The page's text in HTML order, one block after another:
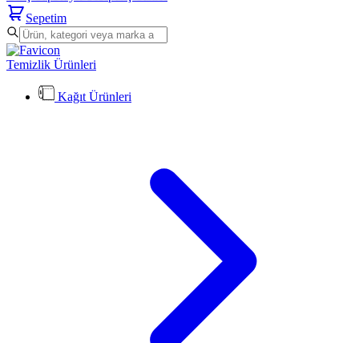
Sepetim
Temizlik Ürünleri
Kağıt Ürünleri